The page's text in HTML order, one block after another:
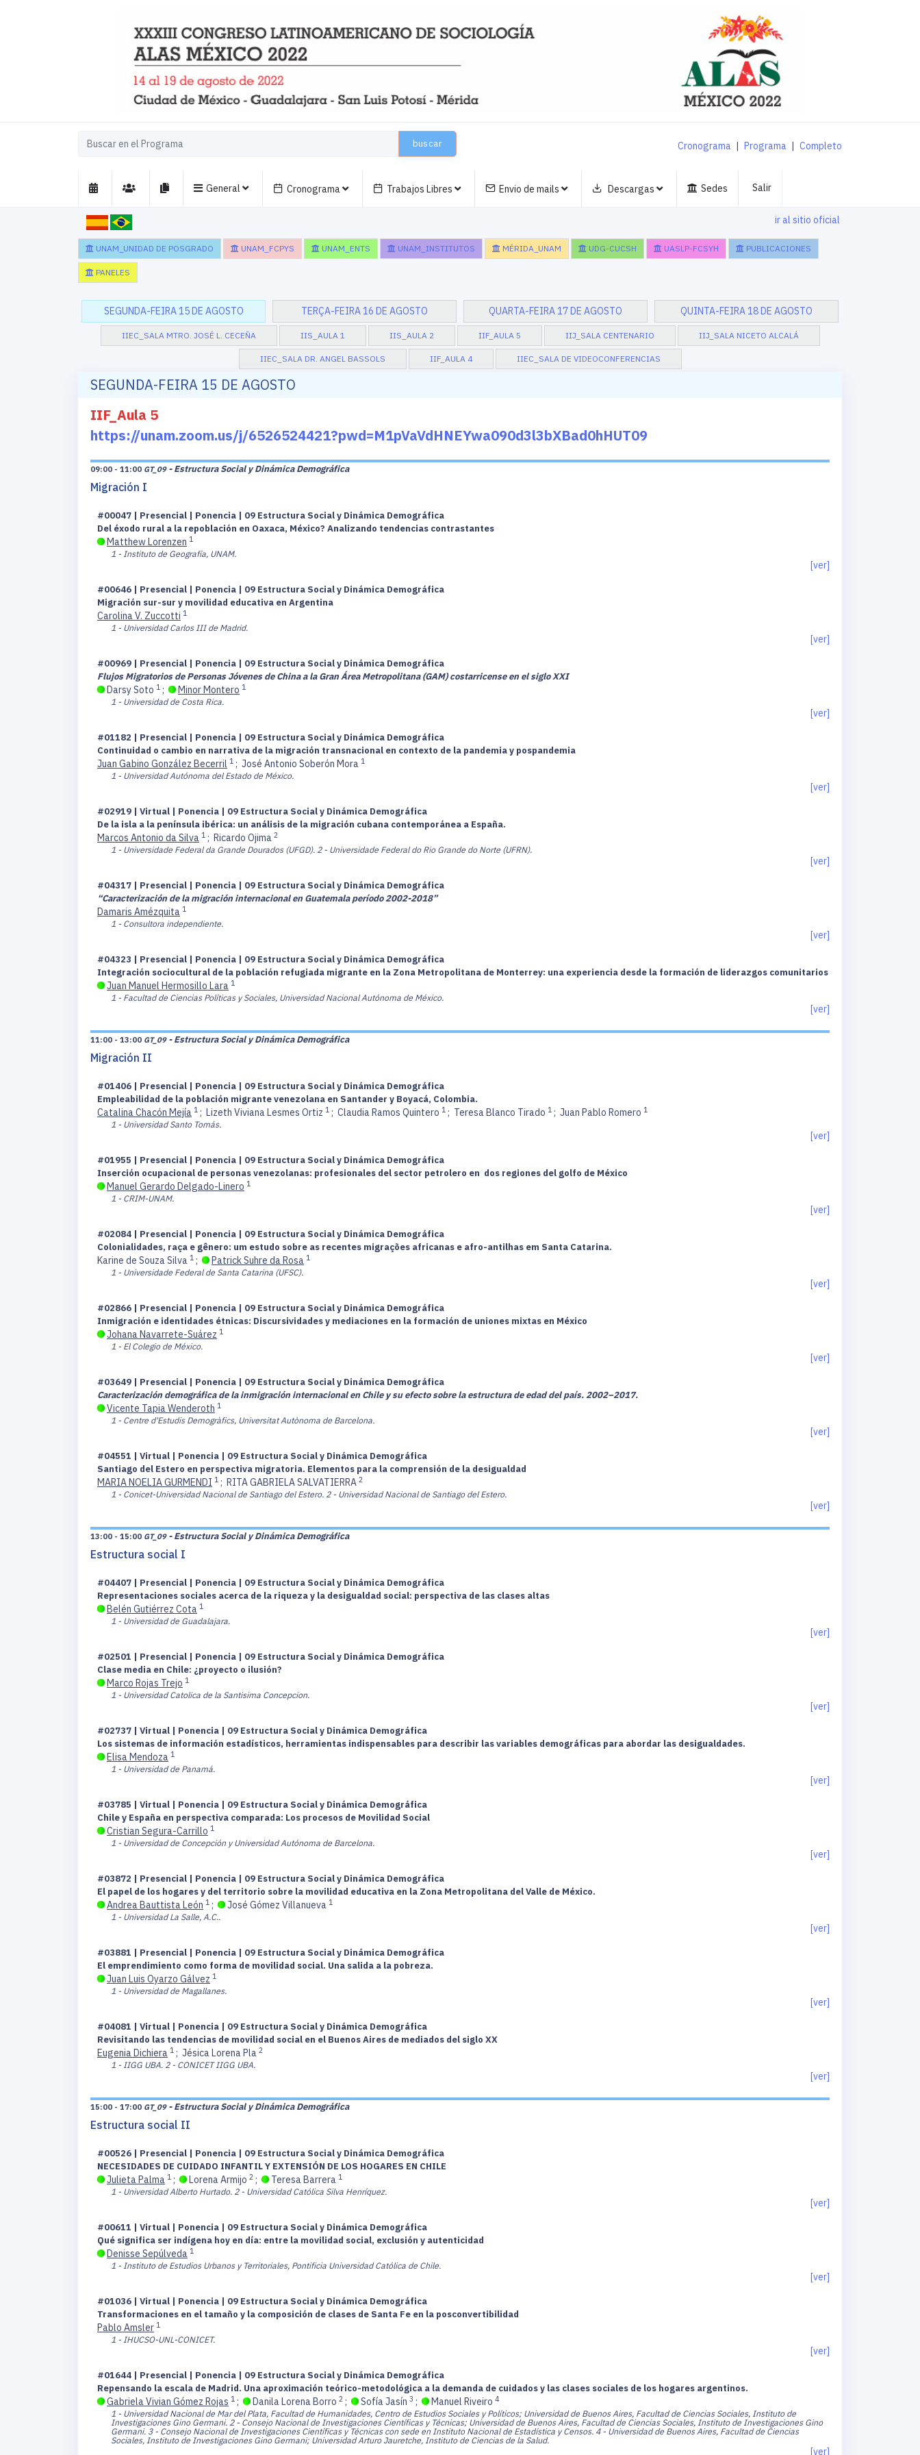
buscar Cronograma | Programa | Completo
General Cronograma Trabajos Libres Envio de mails Descargas Sedes Salir
ir al sitio oficial
UNAM_UNIDAD DE POSGRADO UNAM_FCPYS UNAM_ENTS UNAM_INSTITUTOS MÉRIDA_UNAM UDG-CUCSH UASLP-FCSYH PUBLICACIONES
PANELES
SEGUNDA-FEIRA 15 DE AGOSTO TERÇA-FEIRA 16 DE AGOSTO QUARTA-FEIRA 17 DE AGOSTO QUINTA-FEIRA 18 DE AGOSTO
IIEC_SALA MTRO. JOSÉ L. CECEÑA IIS_AULA 1 IIS_AULA 2 IIF_AULA 5 IIJ_SALA CENTENARIO IIJ_SALA NICETO ALCALÁ
IIEC_SALA DR. ANGEL BASSOLS IIF_AULA 4 IIEC_SALA DE VIDEOCONFERENCIAS
SEGUNDA-FEIRA 15 DE AGOSTO
IIF_Aula 5
https://unam.zoom.us/j/6526524421?pwd=M1pVaVdHNEYwa090d3l3bXBad0hHUT09
09:00 - 11:00 GT_09 - Estructura Social y Dinámica Demográfica
Migración I
#00047 | Presencial | Ponencia | 09 Estructura Social y Dinámica Demográfica
Del éxodo rural a la repoblación en Oaxaca, México? Analizando tendencias contrastantes
Matthew Lorenzen 1
1 - Instituto de Geografía, UNAM.
[ver]
#00646 | Presencial | Ponencia | 09 Estructura Social y Dinámica Demográfica
Migración sur-sur y movilidad educativa en Argentina
Carolina V. Zuccotti 1
1 - Universidad Carlos III de Madrid.
[ver]
#00969 | Presencial | Ponencia | 09 Estructura Social y Dinámica Demográfica
Flujos Migratorios de Personas Jóvenes de China a la Gran Área Metropolitana (GAM) costarricense en el siglo XXI
Darsy Soto 1 ; Minor Montero 1
1 - Universidad de Costa Rica.
[ver]
#01182 | Presencial | Ponencia | 09 Estructura Social y Dinámica Demográfica
Continuidad o cambio en narrativa de la migración transnacional en contexto de la pandemia y pospandemia
Juan Gabino González Becerril 1 ; José Antonio Soberón Mora 1
1 - Universidad Autónoma del Estado de México.
[ver]
#02919 | Virtual | Ponencia | 09 Estructura Social y Dinámica Demográfica
De la isla a la península ibérica: un análisis de la migración cubana contemporánea a España.
Marcos Antonio da Silva 1 ; Ricardo Ojima 2
1 - Universidade Federal da Grande Dourados (UFGD). 2 - Universidade Federal do Rio Grande do Norte (UFRN).
[ver]
#04317 | Presencial | Ponencia | 09 Estructura Social y Dinámica Demográfica
“Caracterización de la migración internacional en Guatemala período 2002-2018”
Damaris Amézquita 1
1 - Consultora independiente.
[ver]
#04323 | Presencial | Ponencia | 09 Estructura Social y Dinámica Demográfica
Integración sociocultural de la población refugiada migrante en la Zona Metropolitana de Monterrey: una experiencia desde la formación de liderazgos comunitarios
Juan Manuel Hermosillo Lara 1
1 - Facultad de Ciencias Políticas y Sociales, Universidad Nacional Autónoma de México.
[ver]
11:00 - 13:00 GT_09 - Estructura Social y Dinámica Demográfica
Migración II
#01406 | Presencial | Ponencia | 09 Estructura Social y Dinámica Demográfica
Empleabilidad de la población migrante venezolana en Santander y Boyacá, Colombia.
Catalina Chacón Mejía 1 ; Lizeth Viviana Lesmes Ortiz 1 ; Claudia Ramos Quintero 1 ; Teresa Blanco Tirado 1 ; Juan Pablo Romero 1
1 - Universidad Santo Tomás.
[ver]
#01955 | Presencial | Ponencia | 09 Estructura Social y Dinámica Demográfica
Inserción ocupacional de personas venezolanas: profesionales del sector petrolero en dos regiones del golfo de México
Manuel Gerardo Delgado-Linero 1
1 - CRIM-UNAM.
[ver]
#02084 | Presencial | Ponencia | 09 Estructura Social y Dinámica Demográfica
Colonialidades, raça e gênero: um estudo sobre as recentes migrações africanas e afro-antilhas em Santa Catarina.
Karine de Souza Silva 1 ; Patrick Suhre da Rosa 1
1 - Universidade Federal de Santa Catarina (UFSC).
[ver]
#02866 | Presencial | Ponencia | 09 Estructura Social y Dinámica Demográfica
Inmigración e identidades étnicas: Discursividades y mediaciones en la formación de uniones mixtas en México
Johana Navarrete-Suárez 1
1 - El Colegio de México.
[ver]
#03649 | Presencial | Ponencia | 09 Estructura Social y Dinámica Demográfica
Caracterización demográfica de la inmigración internacional en Chile y su efecto sobre la estructura de edad del país. 2002–2017.
Vicente Tapia Wenderoth 1
1 - Centre d'Estudis Demogràfics, Universitat Autònoma de Barcelona.
[ver]
#04551 | Virtual | Ponencia | 09 Estructura Social y Dinámica Demográfica
Santiago del Estero en perspectiva migratoria. Elementos para la comprensión de la desigualdad
MARIA NOELIA GURMENDI 1 ; RITA GABRIELA SALVATIERRA 2
1 - Conicet-Universidad Nacional de Santiago del Estero. 2 - Universidad Nacional de Santiago del Estero.
[ver]
13:00 - 15:00 GT_09 - Estructura Social y Dinámica Demográfica
Estructura social I
#04407 | Presencial | Ponencia | 09 Estructura Social y Dinámica Demográfica
Representaciones sociales acerca de la riqueza y la desigualdad social: perspectiva de las clases altas
Belén Gutiérrez Cota 1
1 - Universidad de Guadalajara.
[ver]
#02501 | Presencial | Ponencia | 09 Estructura Social y Dinámica Demográfica
Clase media en Chile: ¿proyecto o ilusión?
Marco Rojas Trejo 1
1 - Universidad Catolica de la Santisima Concepcion.
[ver]
#02737 | Virtual | Ponencia | 09 Estructura Social y Dinámica Demográfica
Los sistemas de información estadísticos, herramientas indispensables para describir las variables demográficas para abordar las desigualdades.
Elisa Mendoza 1
1 - Universidad de Panamá.
[ver]
#03785 | Virtual | Ponencia | 09 Estructura Social y Dinámica Demográfica
Chile y España en perspectiva comparada: Los procesos de Movilidad Social
Cristian Segura-Carrillo 1
1 - Universidad de Concepción y Universidad Autónoma de Barcelona.
[ver]
#03872 | Presencial | Ponencia | 09 Estructura Social y Dinámica Demográfica
El papel de los hogares y del territorio sobre la movilidad educativa en la Zona Metropolitana del Valle de México.
Andrea Bauttista León 1 ; José Gómez Villanueva 1
1 - Universidad La Salle, A.C..
[ver]
#03881 | Presencial | Ponencia | 09 Estructura Social y Dinámica Demográfica
El emprendimiento como forma de movilidad social. Una salida a la pobreza.
Juan Luis Oyarzo Gálvez 1
1 - Universidad de Magallanes.
[ver]
#04081 | Virtual | Ponencia | 09 Estructura Social y Dinámica Demográfica
Revisitando las tendencias de movilidad social en el Buenos Aires de mediados del siglo XX
Eugenia Dichiera 1 ; Jésica Lorena Pla 2
1 - IIGG UBA. 2 - CONICET IIGG UBA.
[ver]
15:00 - 17:00 GT_09 - Estructura Social y Dinámica Demográfica
Estructura social II
#00526 | Presencial | Ponencia | 09 Estructura Social y Dinámica Demográfica
NECESIDADES DE CUIDADO INFANTIL Y EXTENSIÓN DE LOS HOGARES EN CHILE
Julieta Palma 1 ; Lorena Armijo 2 ; Teresa Barrera 1
1 - Universidad Alberto Hurtado. 2 - Universidad Católica Silva Henríquez.
[ver]
#00611 | Virtual | Ponencia | 09 Estructura Social y Dinámica Demográfica
Qué significa ser indígena hoy en día: entre la movilidad social, exclusión y autenticidad
Denisse Sepúlveda 1
1 - Instituto de Estudios Urbanos y Territoriales, Pontificia Universidad Católica de Chile.
[ver]
#01036 | Virtual | Ponencia | 09 Estructura Social y Dinámica Demográfica
Transformaciones en el tamaño y la composición de clases de Santa Fe en la posconvertibilidad
Pablo Amsler 1
1 - IHUCSO-UNL-CONICET.
[ver]
#01644 | Presencial | Ponencia | 09 Estructura Social y Dinámica Demográfica
Repensando la escala de Madrid. Una aproximación teórico-metodológica a la demanda de cuidados y las clases sociales de los hogares argentinos.
Gabriela Vivian Gómez Rojas 1 ; Danila Lorena Borro 2 ; Sofía Jasín 3 ; Manuel Riveiro 4
1 - Universidad Nacional de Mar del Plata, Facultad de Humanidades, Centro de Estudios Sociales y Políticos; Universidad de Buenos Aires, Facultad de Ciencias Sociales, Instituto de
Investigaciones Gino Germani. 2 - Consejo Nacional de Investigaciones Científicas y Técnicas; Universidad de Buenos Aires, Facultad de Ciencias Sociales, Instituto de Investigaciones Gino
Germani. 3 - Consejo Nacional de Investigaciones Científicas y Técnicas con sede en Instituto Nacional de Estadística y Censos. 4 - Universidad de Buenos Aires, Facultad de Ciencias
Sociales, Instituto de Investigaciones Gino Germani; Universidad Arturo Jauretche, Instituto de Ciencias de la Salud.
[ver]